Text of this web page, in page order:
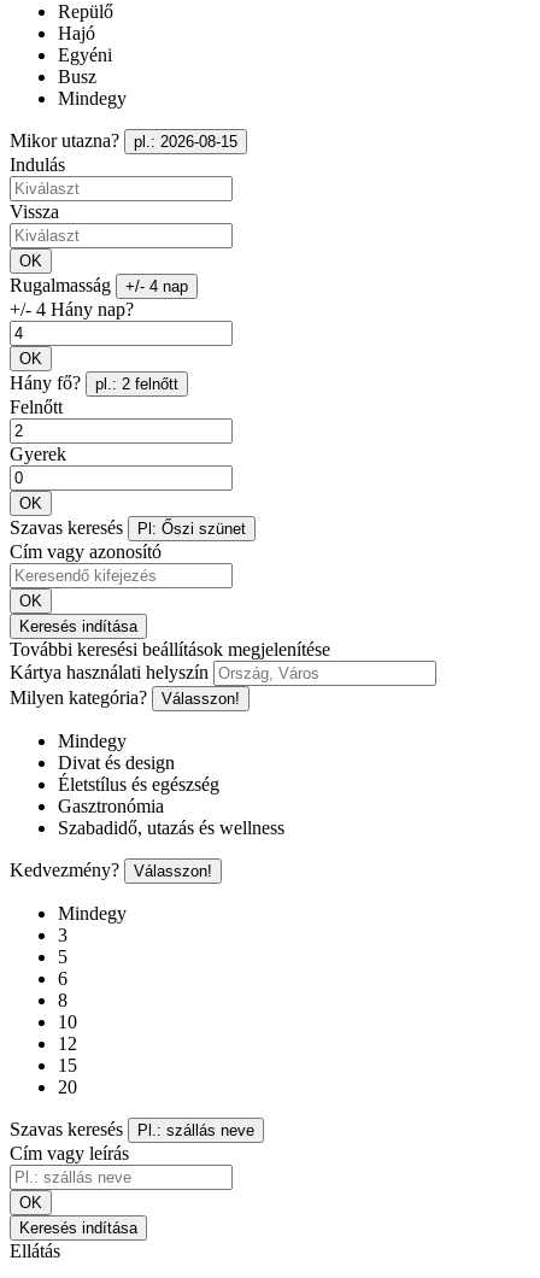
Repülő
Hajó
Egyéni
Busz
Mindegy
Mikor utazna? pl.: 2026-08-15
Indulás
Vissza
OK
Rugalmasság +/- 4 nap
+/- 4 Hány nap?
OK
Hány fő? pl.: 2 felnőtt
Felnőtt
Gyerek
OK
Szavas keresés Pl: Őszi szünet
Cím vagy azonosító
OK
Keresés indítása
További keresési beállítások megjelenítése
Kártya használati helyszín
Milyen kategória?
Válasszon!
Mindegy
Divat és design
Életstílus és egészség
Gasztronómia
Szabadidő, utazás és wellness
Kedvezmény? Válasszon!
Mindegy
3
5
6
8
10
12
15
20
Szavas keresés Pl.: szállás neve
Cím vagy leírás
OK
Keresés indítása
Ellátás